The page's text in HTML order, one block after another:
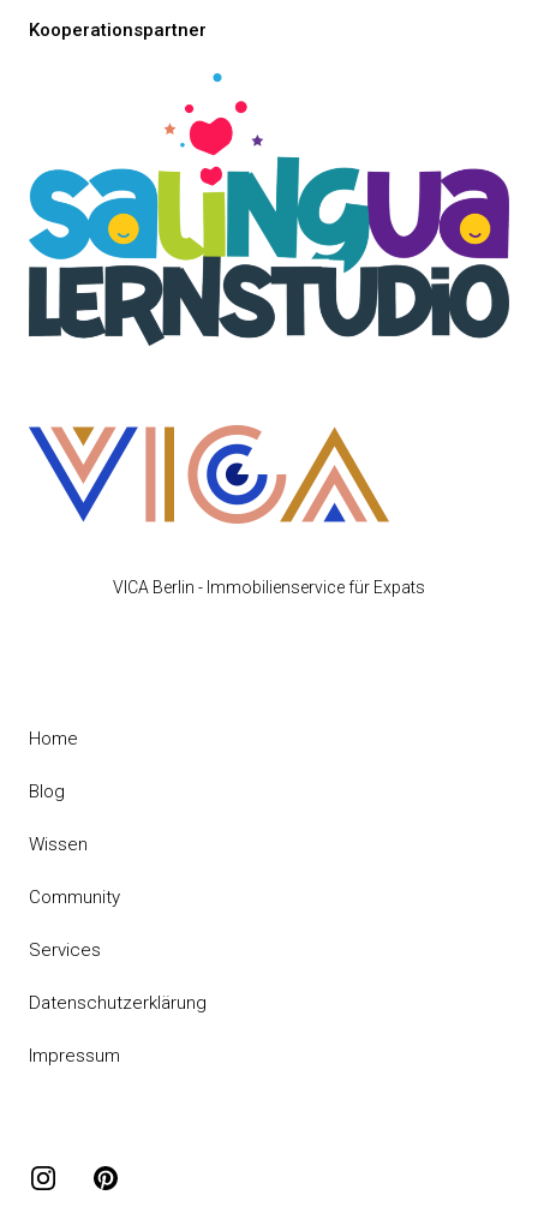
Kooperationspartner
VICA Berlin - Immobilienservice für Expats
Home
Blog
Wissen
Community
Services
Datenschutzerklärung
Impressum
InstagramPinterest